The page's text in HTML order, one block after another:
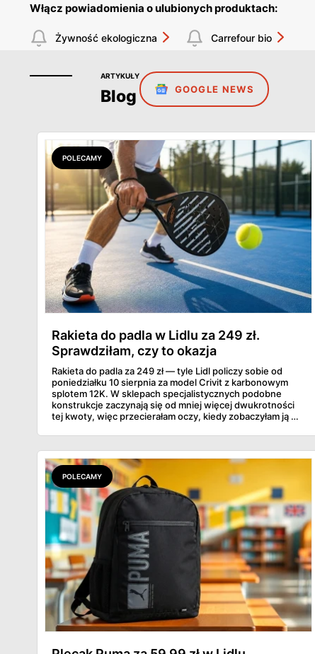
Włącz powiadomienia o ulubionych produktach:
Żywność ekologiczna Carrefour bio
ARTYKUŁY
Blog GOOGLE NEWS
POLECAMY
Rakieta do padla w Lidlu za 249 zł.
Sprawdziłam, czy to okazja
Rakieta do padla za 249 zł — tyle Lidl policzy sobie od
poniedziałku 10 sierpnia za model Crivit z karbonowym
splotem 12K. W sklepach specjalistycznych podobne
konstrukcje zaczynają się od mniej więcej dwukrotności
tej kwoty, więc przecierałam oczy, kiedy zobaczyłam ją w
najszybciej rosnący sport w Polsce: kortów przybywa
lawinowo, a chętnych jeszcze szybciej. Sprawdziłam, co
dokładnie dostajemy za te pieniądze i komu taka rakieta
faktycznie wystarczy.
POLECAMY